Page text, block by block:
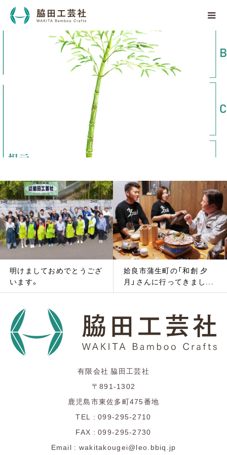
明けましておめでとうござ
います。
姶良市蒲生町の「和創 夕
月」さんに行ってきまし...
有限会社 脇田工芸社
〒891-1302
鹿児島市東佐多町475番地
TEL : 099-295-2710
FAX : 099-295-2730
Email : wakitakougei@leo.bbiq.jp